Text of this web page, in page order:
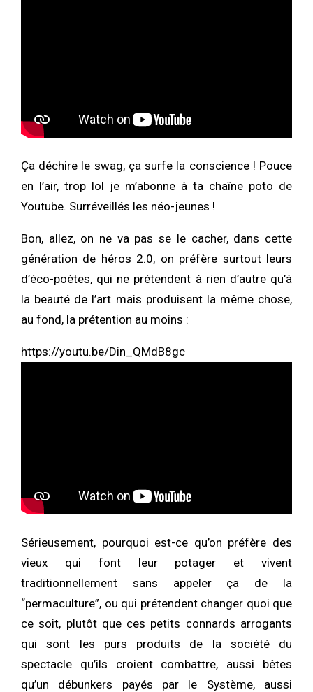
Ça déchire le swag, ça surfe la conscience ! Pouce
en l’air, trop lol je m’abonne à ta chaîne poto de
Youtube. Surréveillés les néo-jeunes !
Bon, allez, on ne va pas se le cacher, dans cette
génération de héros 2.0, on préfère surtout leurs
d’éco-poètes, qui ne prétendent à rien d’autre qu’à
la beauté de l’art mais produisent la même chose,
au fond, la prétention au moins :
https://youtu.be/Din_QMdB8gc
Sérieusement, pourquoi est-ce qu’on préfère des
vieux qui font leur potager et vivent
traditionnellement sans appeler ça de la
“permaculture”, ou qui prétendent changer quoi que
ce soit, plutôt que ces petits connards arrogants
qui sont les purs produits de la société du
spectacle qu’ils croient combattre, aussi bêtes
qu’un débunkers payés par le Système, aussi